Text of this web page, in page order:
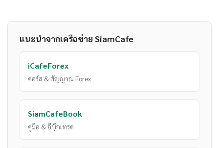
แนะนำจากเครือข่าย SiamCafe
iCafeForex
คอร์ส & สัญญาณ Forex
SiamCafeBook
คู่มือ & อีบุ๊กเทรด